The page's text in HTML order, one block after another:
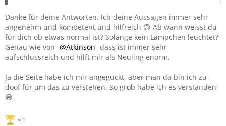
Danke für deine Antworten. Ich deine Aussagen immer sehr
angenehm und kompetent und hilfreich 🙃 Ab wann weisst du
für dich ob etwas normal ist? Solange kein Lämpchen leuchtet?
Genau wie von
Atkinson dass ist immer sehr
aufschlussreich und hilft mir als Neuling enorm.
Ja die Seite habe ich mir angeguckt, aber man da bin ich zu
doof für um das zu verstehen. So grob habe ich es verstanden
😅
1